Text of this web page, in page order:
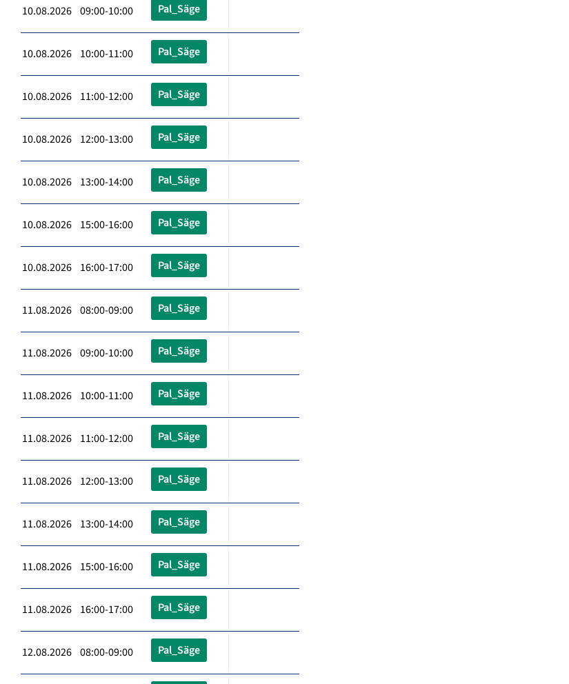
10.08.2026 09:00-10:00 Pal_Säge
10.08.2026 10:00-11:00 Pal_Säge
10.08.2026 11:00-12:00 Pal_Säge
10.08.2026 12:00-13:00 Pal_Säge
10.08.2026 13:00-14:00 Pal_Säge
10.08.2026 15:00-16:00 Pal_Säge
10.08.2026 16:00-17:00 Pal_Säge
11.08.2026 08:00-09:00 Pal_Säge
11.08.2026 09:00-10:00 Pal_Säge
11.08.2026 10:00-11:00 Pal_Säge
11.08.2026 11:00-12:00 Pal_Säge
11.08.2026 12:00-13:00 Pal_Säge
11.08.2026 13:00-14:00 Pal_Säge
11.08.2026 15:00-16:00 Pal_Säge
11.08.2026 16:00-17:00 Pal_Säge
12.08.2026 08:00-09:00 Pal_Säge